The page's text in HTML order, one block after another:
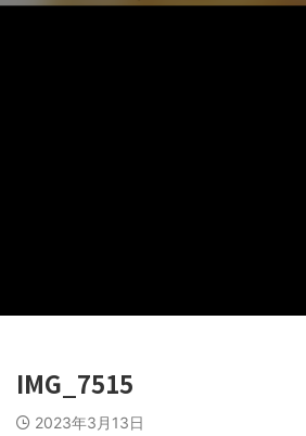
IMG_7515
2023年3月13日